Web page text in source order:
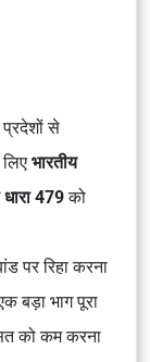
से
भारतीय
धारा 479को
पर रिहा करना
बड़ा भाग पूरा
को कम करना